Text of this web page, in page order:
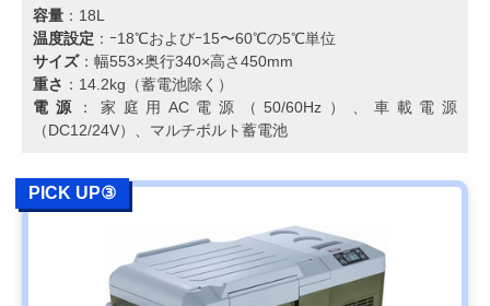
容量 ：18L
温度設定 ：ｰ18℃およびｰ15〜60℃の5℃単位
サイズ：幅553×奥行340×高さ450mm
重さ ：14.2kg（蓄電池除く）
電源
：家庭用AC電源（50/60Hz）、車載電源
（DC12/24V）、マルチボルト蓄電池
PICK UP③